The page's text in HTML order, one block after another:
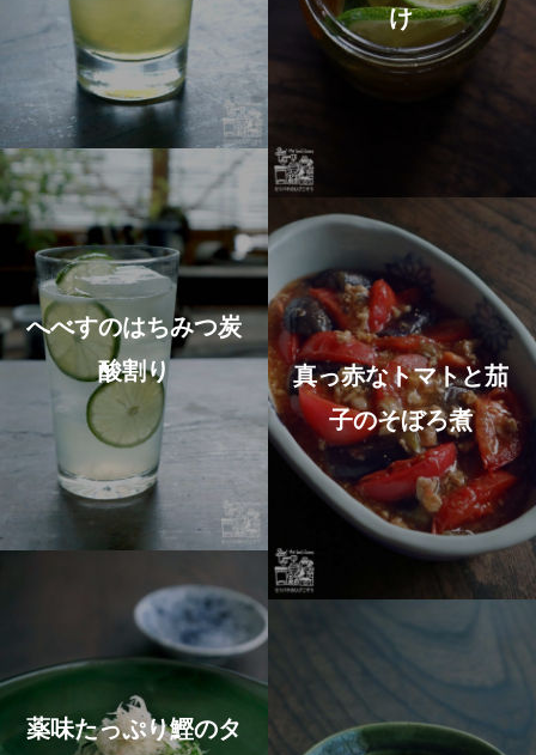
け
へべすのはちみつ炭
酸割り
真っ赤なトマトと茄
子のそぼろ煮
薬味たっぷり鰹のタ